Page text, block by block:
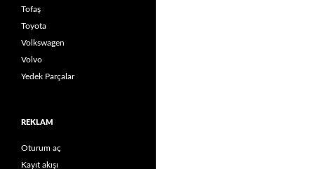
Tofaş
Toyota
Volkswagen
Volvo
Yedek Parçalar
REKLAM
Oturum aç
Kayıt akışı